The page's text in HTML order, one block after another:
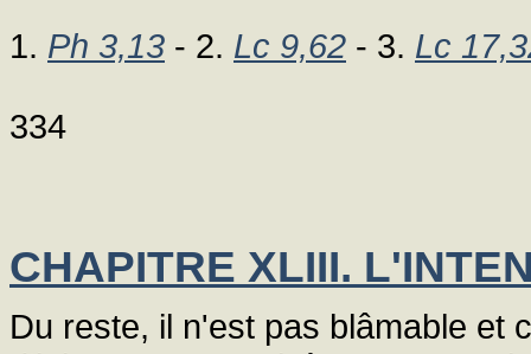
1. Ph 3,13 - 2. Lc 9,62 - 3. Lc
334
CHAPITRE XLIII.
Du reste, il n'est pas blâmable et